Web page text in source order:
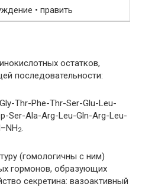
• править
остатков,
последовательности:
Thr-Phe-Thr-Ser-Glu-Leu-
Ser-Ala-Arg-Leu-Gln-Arg-Leu-
2
(гомологичны с ним)
гормонов, образующих
секретина: вазоактивный